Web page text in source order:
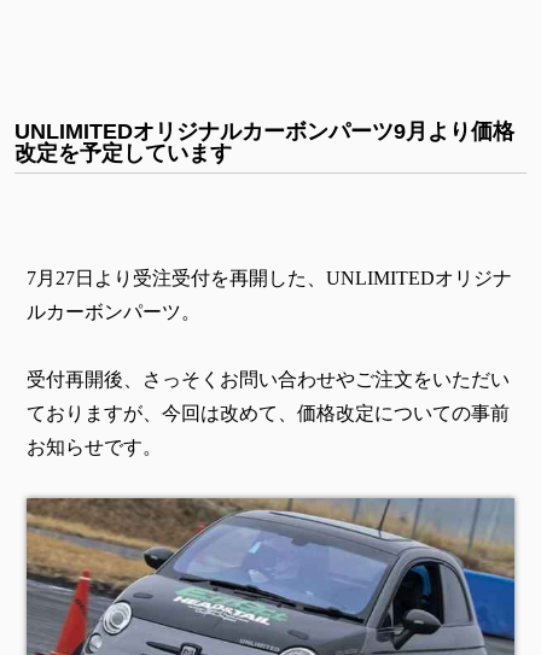
UNLIMITEDオリジナルカーボンパーツ9月より価格
改定を予定しています
7月27日より受注受付を再開した、UNLIMITEDオリジナ
ルカーボンパーツ。
受付再開後、さっそくお問い合わせやご注文をいただい
ておりますが、今回は改めて、価格改定についての事前
お知らせです。